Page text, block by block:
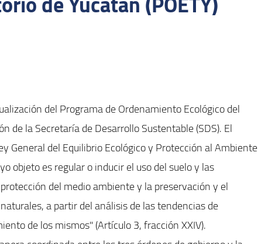
del Programa de Ordenamiento Ecológico del
de la Secretaría de Desarrollo Sustentable (SDS). El
General del Equilibrio Ecológico y Protección al Ambiente
objeto es regular o inducir el uso del suelo y las
del medio ambiente y la preservación y el
a partir del análisis de las tendencias de
de los mismos" (Artículo 3, fracción XXIV).